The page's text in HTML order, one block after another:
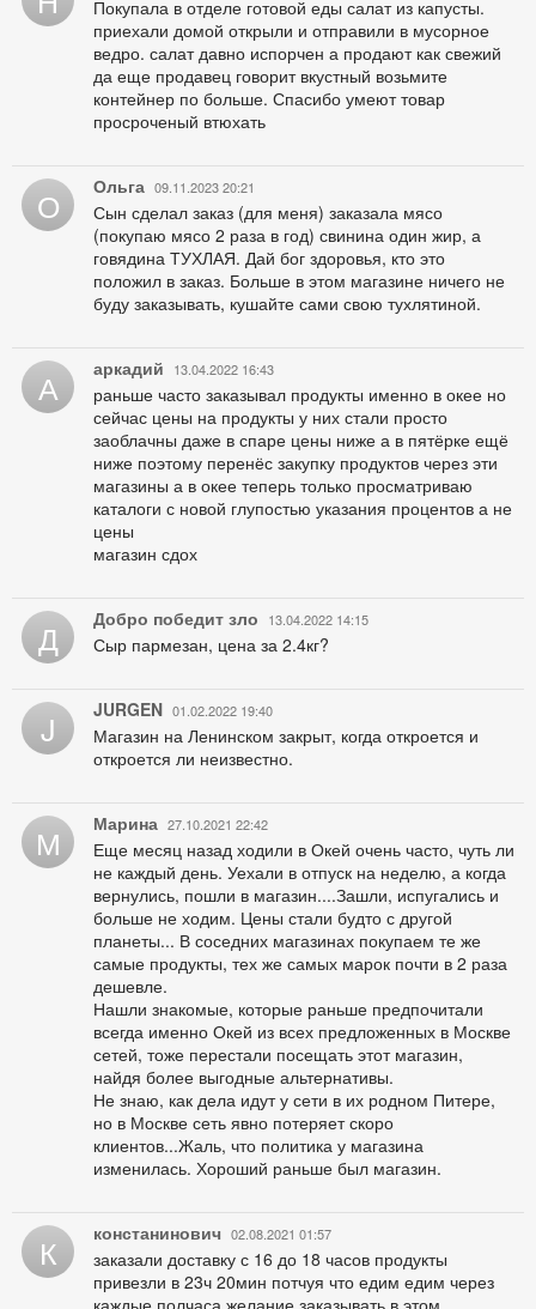
Покупала в отделе готовой еды салат из капусты.
приехали домой открыли и отправили в мусорное
ведро. салат давно испорчен а продают как свежий
да еще продавец говорит вкустный возьмите
контейнер по больше. Спасибо умеют товар
просроченый втюхать
О Ольга 09.11.2023 20:21
Сын сделал заказ (для меня) заказала мясо
(покупаю мясо 2 раза в год) свинина один жир, а
говядина ТУХЛАЯ. Дай бог здоровья, кто это
положил в заказ. Больше в этом магазине ничего не
буду заказывать, кушайте сами свою тухлятиной.
А аркадий 13.04.2022 16:43
раньше часто заказывал продукты именно в окее но
сейчас цены на продукты у них стали просто
заоблачны даже в спаре цены ниже а в пятёрке ещё
ниже поэтому перенёс закупку продуктов через эти
магазины а в окее теперь только просматриваю
каталоги с новой глупостью указания процентов а не
цены
магазин сдох
Д Добро победит зло 13.04.2022 14:15
Сыр пармезан, цена за 2.4кг?
J JURGEN 01.02.2022 19:40
Магазин на Ленинском закрыт, когда откроется и
откроется ли неизвестно.
М Марина 27.10.2021 22:42
Еще месяц назад ходили в Окей очень часто, чуть ли
не каждый день. Уехали в отпуск на неделю, а когда
вернулись, пошли в магазин....Зашли, испугались и
больше не ходим. Цены стали будто с другой
планеты... В соседних магазинах покупаем те же
самые продукты, тех же самых марок почти в 2 раза
дешевле.
Нашли знакомые, которые раньше предпочитали
всегда именно Окей из всех предложенных в Москве
сетей, тоже перестали посещать этот магазин,
найдя более выгодные альтернативы.
Не знаю, как дела идут у сети в их родном Питере,
но в Москве сеть явно потеряет скоро
клиентов...Жаль, что политика у магазина
изменилась. Хороший раньше был магазин.
К констанинович 02.08.2021 01:57
заказали доставку с 16 до 18 часов продукты
привезли в 23ч 20мин потчуя что едим едим через